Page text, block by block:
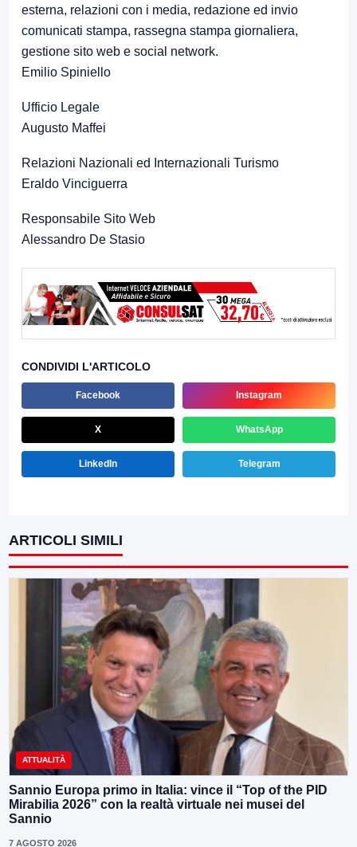
esterna, relazioni con i media, redazione ed invio
comunicati stampa, rassegna stampa giornaliera,
gestione sito web e social network.
Emilio Spiniello
Ufficio Legale
Augusto Maffei
Relazioni Nazionali ed Internazionali Turismo
Eraldo Vinciguerra
Responsabile Sito Web
Alessandro De Stasio
CONDIVIDI L'ARTICOLO
Facebook Instagram
X WhatsApp
LinkedIn Telegram
ARTICOLI SIMILI
ATTUALITÀ
Sannio Europa primo in Italia: vince il “Top of the PID
Mirabilia 2026” con la realtà virtuale nei musei del
Sannio
7 AGOSTO 2026